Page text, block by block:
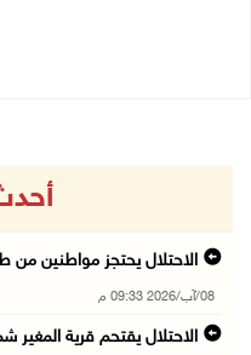
الاحتلال يحتجز مواطنين من
08/آب/2026 09:33 م
الاحتلال يقتحم قرية المغير